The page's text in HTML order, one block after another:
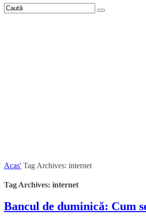
Acas' Tag Archives: internet
Tag Archives: internet
Bancul de duminică: Cum